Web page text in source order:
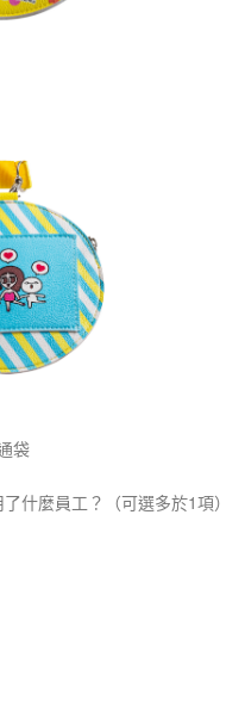
袋
什麼員工？（可選多於1項）